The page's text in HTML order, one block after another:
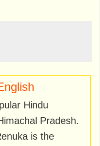
Hindu
Pradesh.
is the